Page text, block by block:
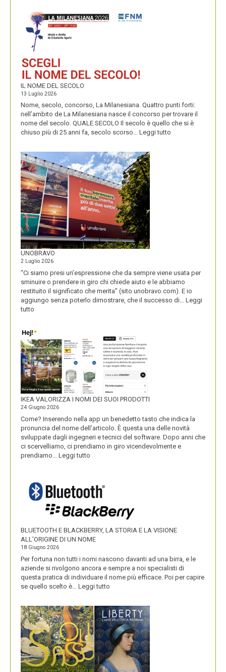
E
IL NOME DEL SECOLO
13 Luglio 2026
Nome, secolo, concorso, La Milanesiana. Quattro punti forti:
nell’ambito de La Milanesiana nasce il concorso per trovare il
nome del secolo. QUALE SECOLO Il secolo è quello che si è
chiuso più di 25 anni fa, secolo scorso… Leggi tutto
UNOBRAVO
2 Luglio 2026
“Ci siamo presi un’espressione che da sempre viene usata per
sminuire o prendere in giro chi chiede aiuto e le abbiamo
restituito il significato che merita” (sito unobravo.com). E io
aggiungo senza poterlo dimostrare, che il successo di… Leggi
tutto
IKEA VALORIZZA I NOMI DEI SUOI PRODOTTI
24 Giugno 2026
Come? Inserendo nella app un benedetto tasto che indica la
pronuncia del nome dell’articolo. È questa una delle novità
sviluppate dagli ingegneri e tecnici del software. Dopo anni che
ci scervelliamo, ci prendiamo in giro vicendevolmente e
prendiamo… Leggi tutto
NOMI
DEI
SUOI
PRODOTTI
BLUETOOTH E BLACKBERRY, LA STORIA E LA VISIONE
ALL’ORIGINE DI UN NOME
18 Giugno 2026
Per fortuna non tutti i nomi nascono davanti ad una birra, e le
aziende si rivolgono ancora e sempre a noi specialisti di
questa pratica di individuare il nome più efficace. Poi per capire
se quello scelto è… Leggi tutto
BLACKBERRY,
LA
STORIA
E
LA
VISIONE
ALL’ORIGINE